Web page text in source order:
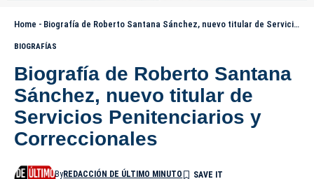
Home - Biografía de Roberto Santana Sánchez, nuevo titular de Servicios Penitenciarios y Correccionales
BIOGRAFÍAS
Biografía de Roberto Santana
Sánchez, nuevo titular de
Servicios Penitenciarios y
Correccionales
ByREDACCIÓN DE ÚLTIMO MINUTO